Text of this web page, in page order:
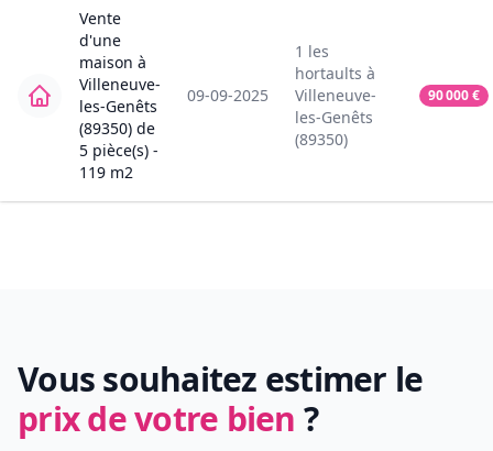
Vente
d'une
maison à
Villeneuve-
les-Genêts
(89350) de
5 pièce(s) -
119 m2
09-09-2025
1 les
hortaults à
Villeneuve-
les-Genêts
(89350)
90 000€
Vous souhaitez estimer le
prix de votre bien ?